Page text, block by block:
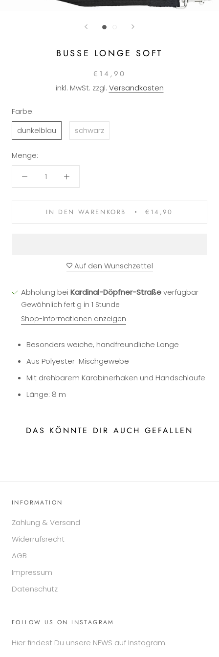
BUSSE LONGE SOFT
€14,90
inkl. MwSt. zzgl. Versandkosten
Farbe:
dunkelblau
schwarz
Menge:
IN DEN WARENKORB €14,90
Auf den Wunschzettel
Abholung bei Kardinal-Döpfner-Straßeverfügbar
Gewöhnlich fertig in 1 Stunde
Shop-Informationen anzeigen
Besonders weiche, handfreundliche Longe
Aus Polyester-Mischgewebe
Mit drehbarem Karabinerhaken und Handschlaufe
Länge: 8 m
DAS KÖNNTE DIR AUCH GEFALLEN
INFORMATION
Zahlung & Versand
Widerrufsrecht
AGB
Impressum
Datenschutz
FOLLOW US ON INSTAGRAM
Hier findest Du unsere NEWS auf Instagram.